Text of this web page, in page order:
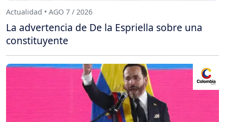
Actualidad • AGO 7 / 2026
La advertencia de De la Espriella sobre una
constituyente